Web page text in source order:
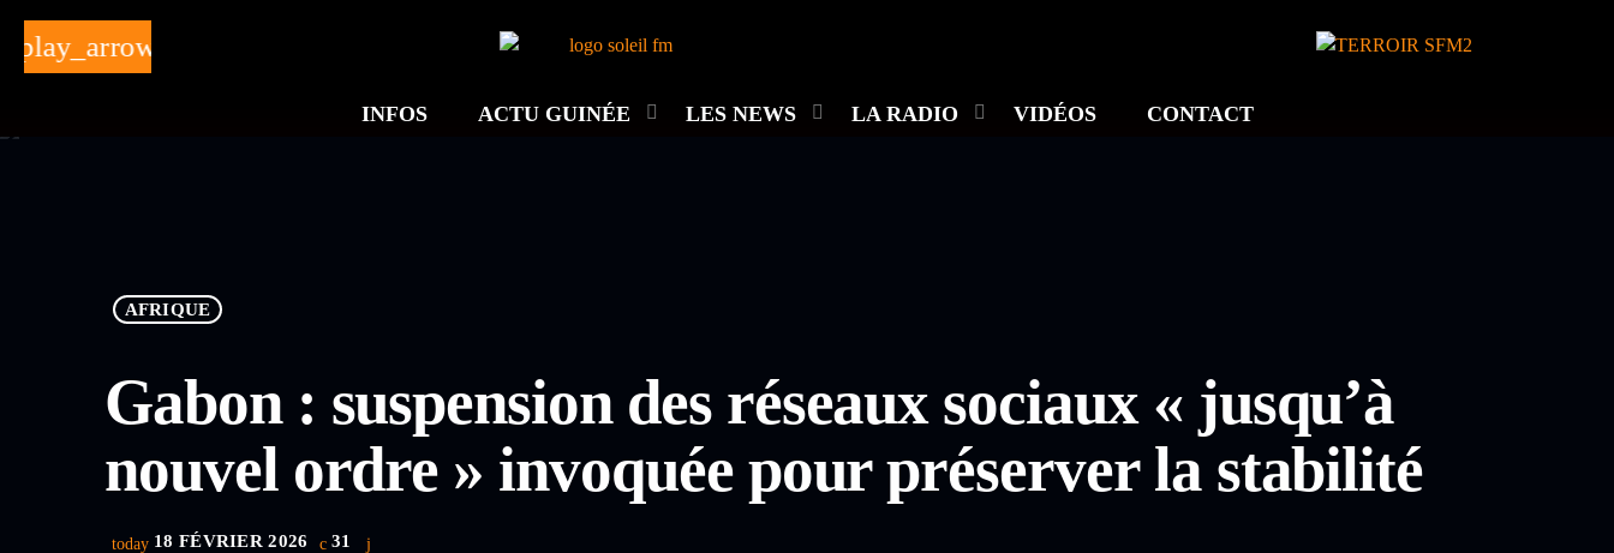
play_arrow
INFOS ACTU GUINÉE LES NEWS LA RADIO VIDÉOS CONTACT
AFRIQUE
Gabon : suspension des réseaux sociaux « jusqu’à
nouvel ordre » invoquée pour préserver la stabilité
today 18 FÉVRIER 2026 31